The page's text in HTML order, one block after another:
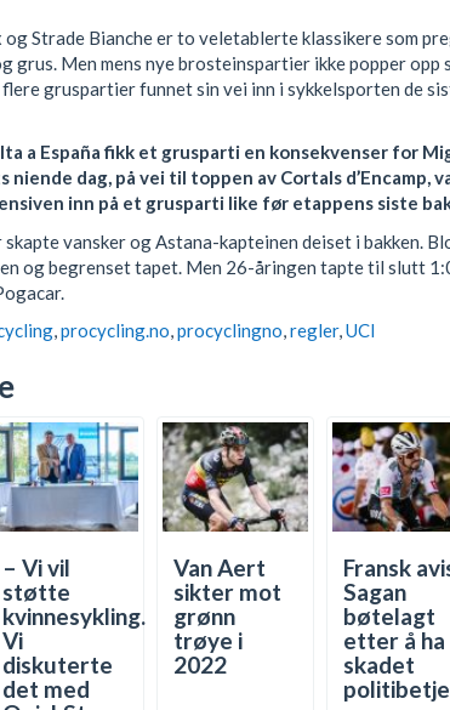
Strade Bianche er to veletablerte klassikere som
grus. Men mens nye brosteinspartier ikke popper opp
gruspartier funnet sin vei inn i sykkelsporten de
a España fikk et grusparti en konsekvenser for
dag, på vei til toppen av Cortals d’Encamp,
inn på et grusparti like før etappens siste
vansker og Astana-kapteinen deiset i bakken.
og begrenset tapet. Men 26-åringen tapte til slutt
,procycling.no,procyclingno,regler,UCI
– Vi vil
støtte
kvinnesykling.
Vi
diskuterte
det med
Van Aert
sikter mot
grønn
trøye i
2022
Fransk
Sagan
bøtelagt
etter å ha
skadet